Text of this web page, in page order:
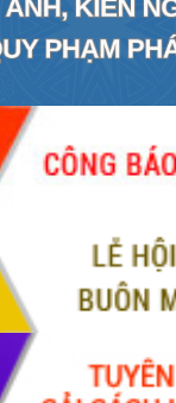
một “di
toàn cầu
hình thiết
mắc, đẩy
điểm
Yên
gắn với bảo
hoạch tỉnh
tầm nhìn
đêm